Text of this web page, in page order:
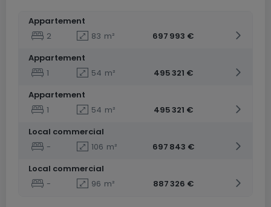
Appartement
2
83 m²
697 993 €
Appartement
1
54 m²
495 321 €
Appartement
1
54 m²
495 321 €
Local commercial
-
106 m²
697 843 €
Local commercial
-
96 m² 887 326 €